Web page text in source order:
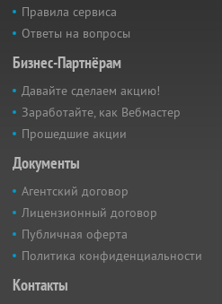
Правила сервиса
Ответы на вопросы
Бизнес-Партнёрам
Давайте сделаем акцию!
Заработайте, как Вебмастер
Прошедшие акции
Документы
Агентский договор
Лицензионный договор
Публичная оферта
Политика конфиденциальности
Контакты